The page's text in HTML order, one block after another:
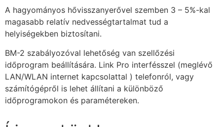
A hagyományos hővisszanyerővel szemben 3 – 5%-kal
magasabb relatív nedvességtartalmat tud a
helyiségekben biztosítani.
BM-2 szabályozóval lehetőség van szellőzési
időprogram beállítására. Link Pro interfésszel (meglévő
LAN/WLAN internet kapcsolattal ) telefonról, vagy
számítógépről is lehet állítani a különböző
időprogramokon és paramétereken.